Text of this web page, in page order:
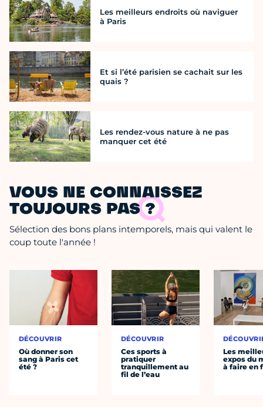
Les meilleurs endroits où naviguer
à Paris
Et si l’été parisien se cachait sur les
quais ?
Les rendez-vous nature à ne pas
manquer cet été
VOUS NE CONNAISSEZ
TOUJOURS PAS ?
Sélection des bons plans intemporels, mais qui valent le
coup toute l'année !
DÉCOUVRIR
Où donner son
sang à Paris cet
été ?
DÉCOUVRIR
Ces sports à
pratiquer
tranquillement au
fil de l’eau
Les
expos du
à faire en